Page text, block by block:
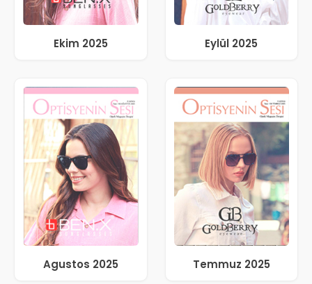
Ekim 2025 Eylül 2025
Agustos 2025 Temmuz 2025